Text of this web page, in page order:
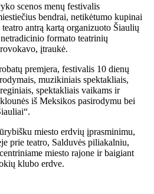
scenos menų festivalis
bendrai, netikėtumo kupinai
antrą kartą organizuoto Šiaulių
formato teatrinių
įtraukė.
premjera, festivalis 10 dienų
muzikiniais spektakliais,
spektakliais vaikams ir
iš Meksikos pasirodymu bei
miesto erdvių įprasminimu,
prie teatro, Salduvės piliakalniu,
miesto rajone ir baigiant
klubo erdve.